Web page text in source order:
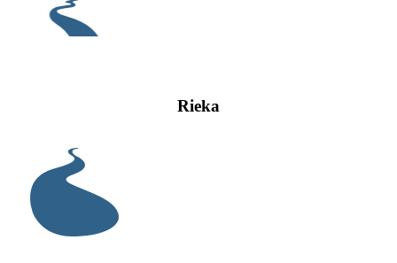
Rieka